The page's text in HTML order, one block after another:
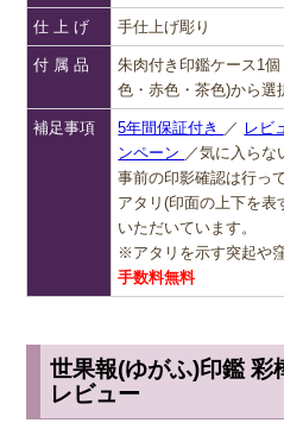
仕 上 げ 手仕上げ彫り
付 属 品
朱肉付き印鑑ケース1
色・赤色・茶色)から選
補足事項 5年間保証付き ／ レビ
ンペーン ／気に入ら
事前の印影確認は行っ
アタリ(印面の上下を表
いただいています。
※アタリを示す突起や
手数料無料
世果報(ゆがふ)印鑑 彩
レビュー